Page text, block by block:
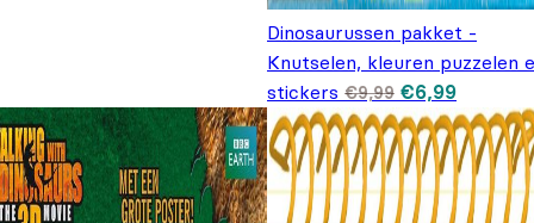
Dinosaurussen pakket -
Knutselen, kleuren puzzelen
stickers €9,99 prijs was:
€9,99.
€6,99Huidige
prijs is:
€6,99.